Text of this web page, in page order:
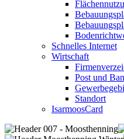
Schnelles Internet
Wirtschaft
Post und
Standort
IsarmoosCard